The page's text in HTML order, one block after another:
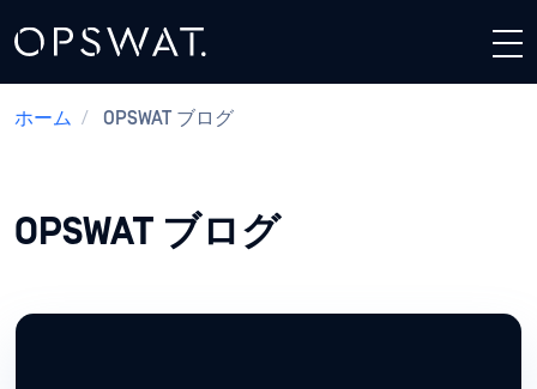
ホーム / OPSWAT ブログ
OPSWAT ブログ